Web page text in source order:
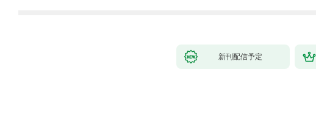
新刊配信予定